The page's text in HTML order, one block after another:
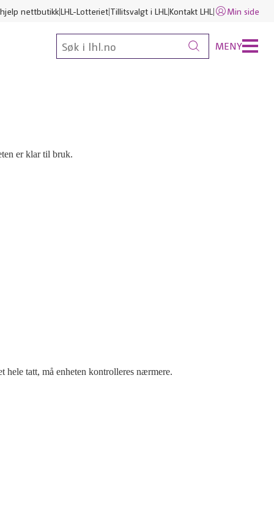
nettbutikkLHL-Lotteriet Tillitsvalgt i LHL Kontakt LHL Min side
MENY
er klar til bruk.
tatt, må enheten kontrolleres nærmere.